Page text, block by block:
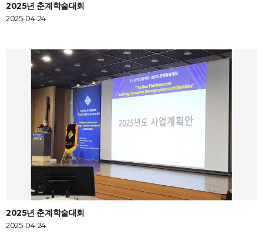
2025년 춘계학술대회
2025-04-24
2025년 춘계학술대회
2025-04-24